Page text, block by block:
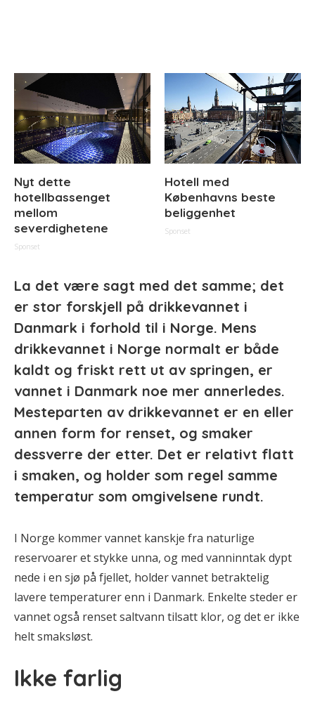
Nyt dette
hotellbassenget
mellom
severdighetene
Sponset
Hotell med
Københavns beste
beliggenhet
Sponset
La det være sagt med det samme; det
er stor forskjell på drikkevannet i
Danmark i forhold til i Norge. Mens
drikkevannet i Norge normalt er både
kaldt og friskt rett ut av springen, er
vannet i Danmark noe mer annerledes.
Mesteparten av drikkevannet er en eller
annen form for renset, og smaker
dessverre der etter. Det er relativt flatt
i smaken, og holder som regel samme
temperatur som omgivelsene rundt.
I Norge kommer vannet kanskje fra naturlige
reservoarer et stykke unna, og med vanninntak dypt
nede i en sjø på fjellet, holder vannet betraktelig
lavere temperaturer enn i Danmark. Enkelte steder er
vannet også renset saltvann tilsatt klor, og det er ikke
helt smaksløst.
Ikke farlig